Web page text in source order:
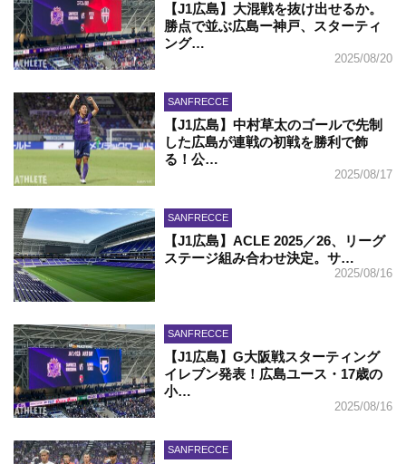
【J1広島】大混戦を抜け出せるか。
勝点で並ぶ広島ー神戸、スターティ
ング…
2025/08/20
SANFRECCE
【J1広島】中村草太のゴールで先制
した広島が連戦の初戦を勝利で飾
る！公…
2025/08/17
SANFRECCE
【J1広島】ACLE 2025／26、リーグ
ステージ組み合わせ決定。サ…
2025/08/16
SANFRECCE
【J1広島】G大阪戦スターティング
イレブン発表！広島ユース・17歳の
小…
2025/08/16
SANFRECCE